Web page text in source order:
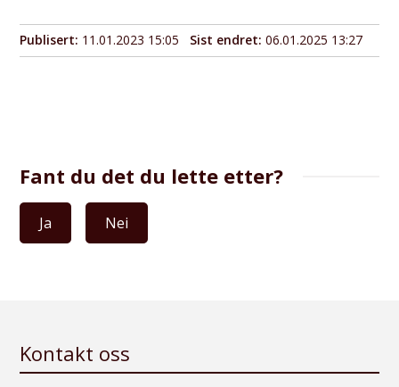
Publisert 11.01.2023 15:05 Sist endret 06.01.2025 13:27
Fant du det du lette etter?
Ja Nei
Kontakt oss